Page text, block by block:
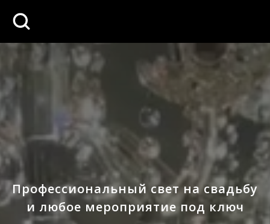
Профессиональный свет на свадьбу
и любое мероприятие под ключ